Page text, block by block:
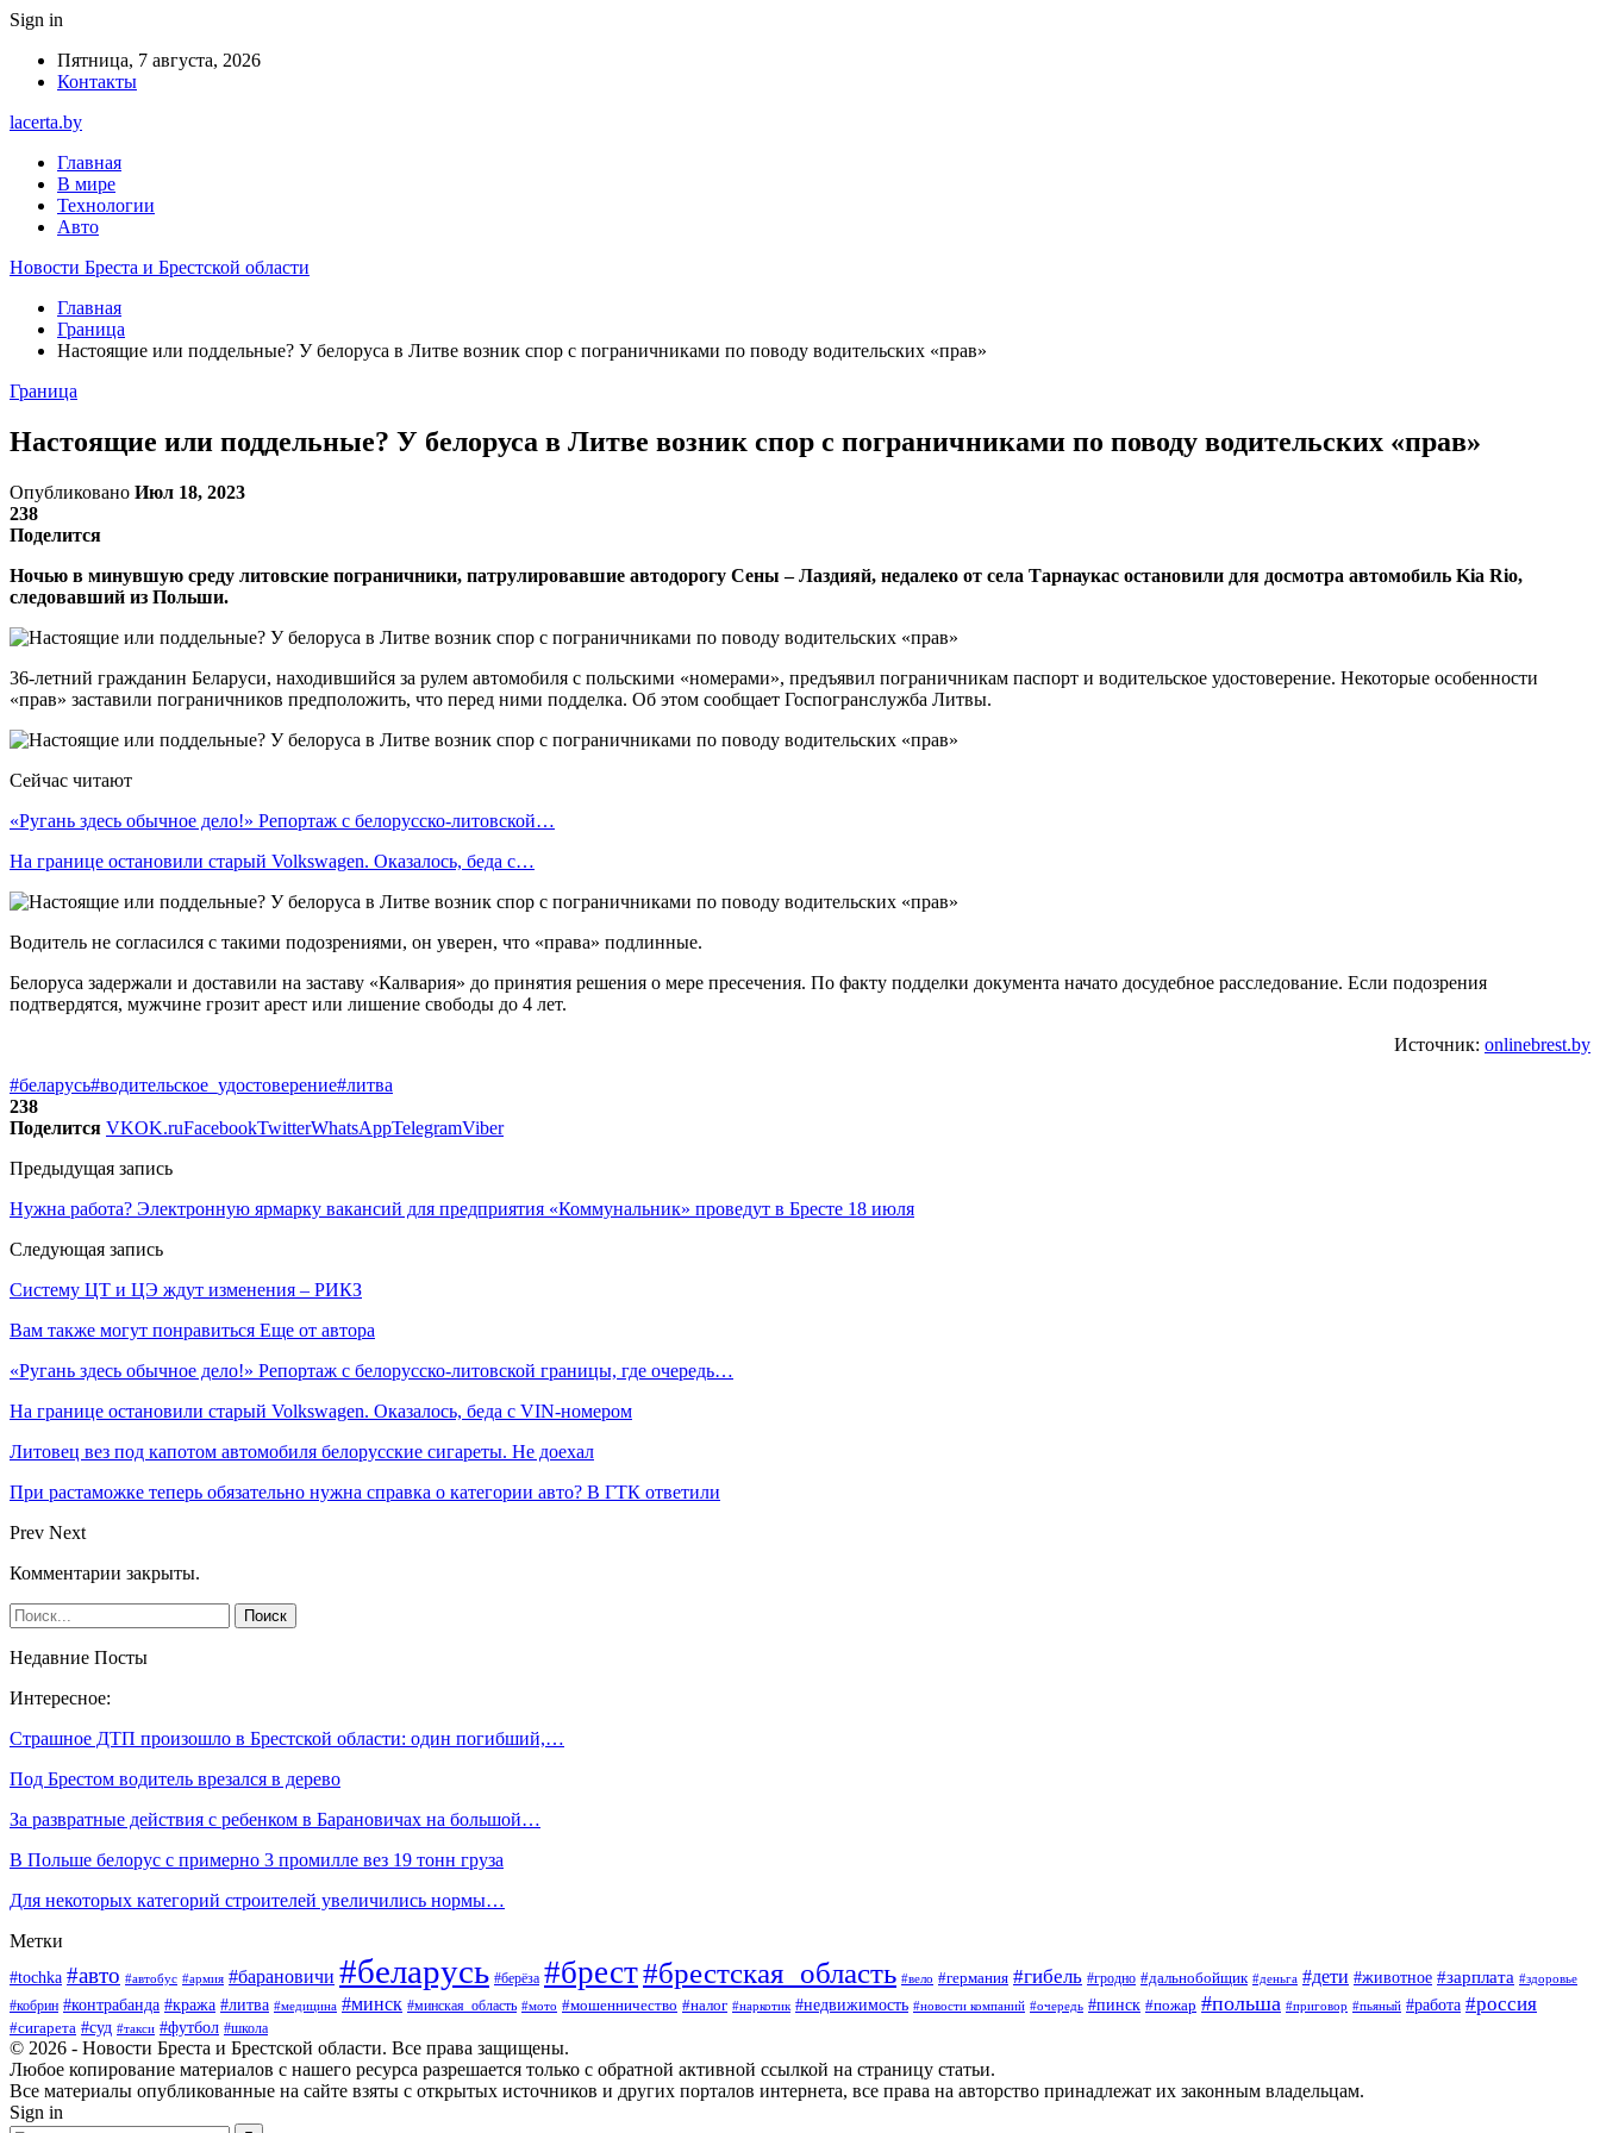
Sign in
Пятница, 7 августа, 2026
Контакты
lacerta.by
Главная
В мире
Технологии
Авто
Новости Бреста и Брестской области
Главная
Граница
Настоящие или поддельные? У белоруса в Литве возник спор с пограничниками по поводу водительских «прав»
Граница
Настоящие или поддельные? У белоруса в Литве возник спор с пограничниками по поводу водительских «прав»
Опубликовано Июл 18, 2023
238
Поделится
Ночью в минувшую среду литовские пограничники, патрулировавшие автодорогу Сены – Лаздияй, недалеко от села Тарнаукас остановили для досмотра автомобиль Kia Rio,
следовавший из Польши.
36-летний гражданин Беларуси, находившийся за рулем автомобиля с польскими «номерами», предъявил пограничникам паспорт и водительское удостоверение. Некоторые особенности
«прав» заставили пограничников предположить, что перед ними подделка. Об этом сообщает Госпогранслужба Литвы.
Сейчас читают
«Ругань здесь обычное дело!» Репортаж с белорусско-литовской…
На границе остановили старый Volkswagen. Оказалось, беда с…
Водитель не согласился с такими подозрениями, он уверен, что «права» подлинные.
Белоруса задержали и доставили на заставу «Калвария» до принятия решения о мере пресечения. По факту подделки документа начато досудебное расследование. Если подозрения
подтвердятся, мужчине грозит арест или лишение свободы до 4 лет.
Источник: onlinebrest.by
#беларусь#водительское_удостоверение#литва
238
Поделится VKOK.ruFacebookTwitterWhatsAppTelegramViber
Предыдущая запись
Нужна работа? Электронную ярмарку вакансий для предприятия «Коммунальник» проведут в Бресте 18 июля
Следующая запись
Систему ЦТ и ЦЭ ждут изменения – РИКЗ
Вам также могут понравиться Еще от автора
«Ругань здесь обычное дело!» Репортаж с белорусско-литовской границы, где очередь…
На границе остановили старый Volkswagen. Оказалось, беда с VIN-номером
Литовец вез под капотом автомобиля белорусские сигареты. Не доехал
При растаможке теперь обязательно нужна справка о категории авто? В ГТК ответили
Prev Next
Комментарии закрыты.
Недавние Посты
Интересное:
Страшное ДТП произошло в Брестской области: один погибший,…
Под Брестом водитель врезался в дерево
За развратные действия с ребенком в Барановичах на большой…
В Польше белорус с примерно 3 промилле вез 19 тонн груза
Для некоторых категорий строителей увеличились нормы…
Метки
#tochka #авто #автобус #армия #барановичи #беларусь #берёза #брест#брестская_область #вело #германия #гибель #гродно #дальнобойщик #деньга #дети #животное #зарплата #здоровье
#кобрин #контрабанда #кража #литва #медицина #минск #минская_область #мото #мошенничество #налог #наркотик #недвижимость #новости компаний #очередь #пинск #пожар #польша #приговор #пьяный #работа #россия
#сигарета #суд #такси #футбол #школа
© 2026 - Новости Бреста и Брестской области. Все права защищены.
Любое копирование материалов с нашего ресурса разрешается только с обратной активной ссылкой на страницу статьи.
Все материалы опубликованные на сайте взяты с открытых источников и других порталов интернета, все права на авторство принадлежат их законным владельцам.
Sign in